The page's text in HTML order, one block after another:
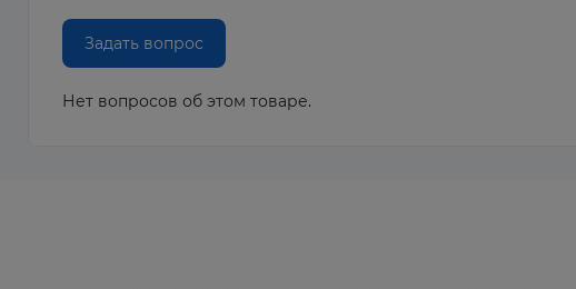
Задать вопрос
Нет вопросов об этом товаре.